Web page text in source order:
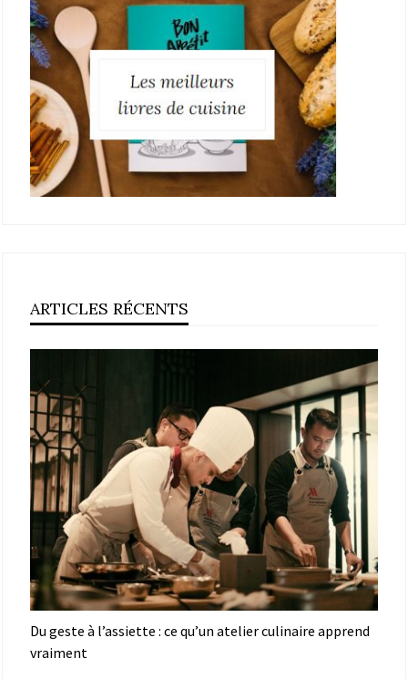
ARTICLES RÉCENTS
Du geste à l’assiette : ce qu’un atelier culinaire apprend
vraiment